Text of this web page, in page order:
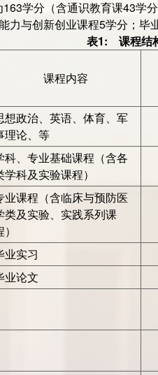
学分（含通识教育课43
与创新创业课程5学分；毕
表1: 课程结
课程内容
想政治、英语、体育、军
理论、等
科、专业基础课程（含各
学科及实验课程）
业课程（含临床与预防医
类及实验、实践系列课
业实习
业论文